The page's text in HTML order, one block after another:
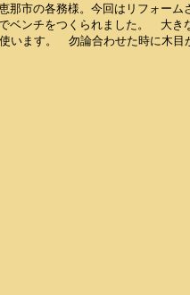
那市の各務様。今回はリフォー
ベンチをつくられました。 大き
います。 勿論合わせた時に木目